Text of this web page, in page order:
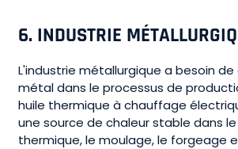
6. INDUSTRIE
L'industrie métallurgique a besoin
métal dans le processus de
huile thermique à chauffage
une source de chaleur stable dans
thermique, le moulage, le forgeage